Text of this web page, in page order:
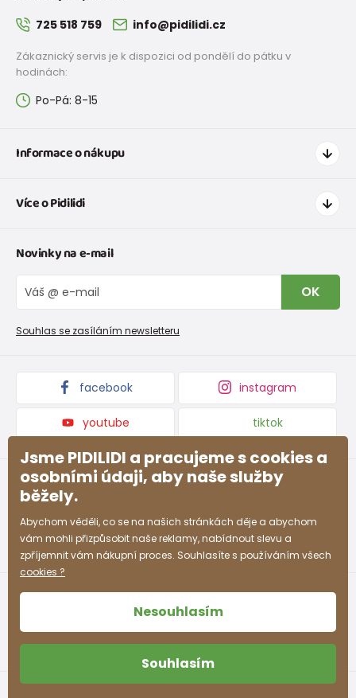
725 518 759 info@pidilidi.cz
Zákaznický servis je k dispozici od pondělí do pátku v
hodinách:
Po-Pá: 8-15
Informace o nákupu
Doprava a platba
Tabulka velikostí obuvi
Vrácení zboží a reklamace
Reklamační řád
Nevyzvednutá objednávka na dobírku
Více o Pidilidi
O nás
Blog
Velkoobchod PiDiLiDi
Affiliate program
Kolekce zboží
Novinky na e-mail
OK
Souhlas se zasíláním newsletteru
facebook instagram
youtube tiktok
Jsme PIDILIDI a pracujeme s cookies a
osobními údaji, aby naše služby
běžely.
Abychom věděli, co se na našich stránkách děje a abychom
vám mohli přizpůsobit naše reklamy, nabídnout slevu a
zpříjemnit vám nákupní proces. Souhlasíte s používáním všech
cookies ?
Nesouhlasím
Souhlasím